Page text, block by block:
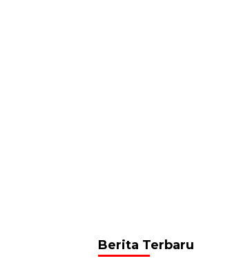
Berita Terbaru